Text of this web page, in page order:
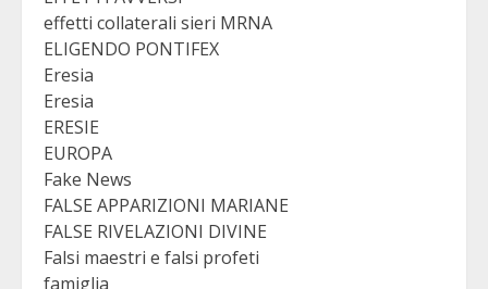
effetti collaterali sieri MRNA
ELIGENDO PONTIFEX
Eresia
Eresia
ERESIE
EUROPA
Fake News
FALSE APPARIZIONI MARIANE
FALSE RIVELAZIONI DIVINE
Falsi maestri e falsi profeti
famiglia